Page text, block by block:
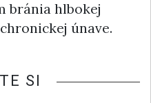
bránia hlbokej
únave.
SI